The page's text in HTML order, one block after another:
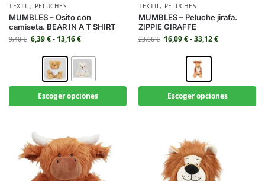
TEXTIL, PELUCHES
MUMBLES – Osito con
camiseta. BEAR IN A T SHIRT
9,40€ 6,39€- 13,16€
Escoger opciones
TEXTIL, PELUCHES
MUMBLES – Peluche jirafa.
ZIPPIE GIRAFFE
23,66€ 16,09€-33,12€
Escoger opciones